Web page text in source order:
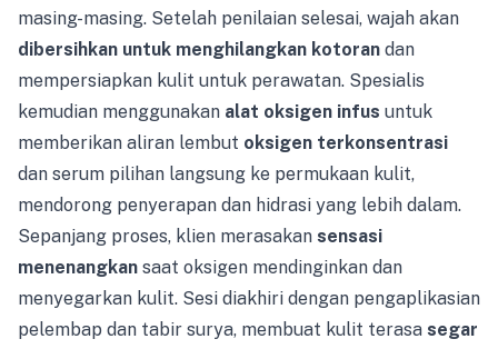
masing-masing. Setelah penilaian selesai, wajah akan
dibersihkan untuk menghilangkan kotoran dan
mempersiapkan kulit untuk perawatan. Spesialis
kemudian menggunakan alat oksigen infus untuk
memberikan aliran lembut oksigen terkonsentrasi
dan serum pilihan langsung ke permukaan kulit,
mendorong penyerapan dan hidrasi yang lebih dalam.
Sepanjang proses, klien merasakan sensasi
menenangkan saat oksigen mendinginkan dan
menyegarkan kulit. Sesi diakhiri dengan pengaplikasian
pelembap dan tabir surya, membuat kulit terasa segar